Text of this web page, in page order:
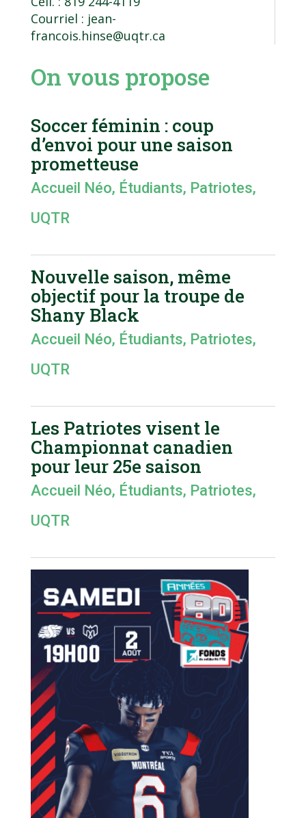
Courriel : jean-
francois.hinse@uqtr.ca
On vous propose
Soccer féminin : coup
d’envoi pour une saison
prometteuse
Accueil Néo, Étudiants, Patriotes,
UQTR
Nouvelle saison, même
objectif pour la troupe de
Shany Black
Accueil Néo, Étudiants, Patriotes,
UQTR
Les Patriotes visent le
Championnat canadien
pour leur 25e saison
Accueil Néo, Étudiants, Patriotes,
UQTR